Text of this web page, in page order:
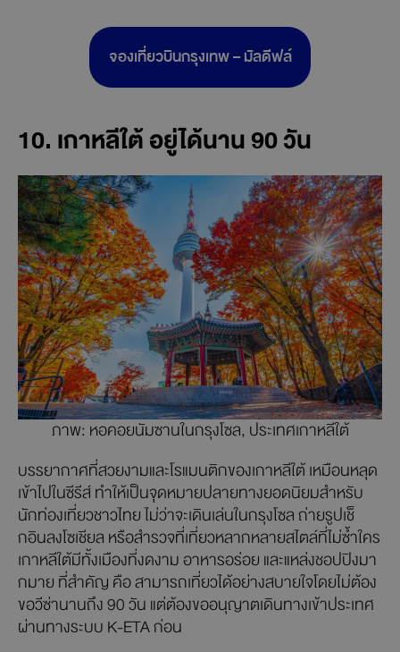
จองเที่ยวบินกรุงเทพ – มัลดีฟล์
10. เกาหลีใต้ อยู่ได้นาน 90 วัน
ภาพ: หอคอยนัมซานในกรุงโซล, ประเทศเกาหลีใต้
บรรยากาศที่สวยงามและโรแมนติกของเกาหลีใต้ เหมือนหลุด
เข้าไปในซีรีส์ ทำให้เป็นจุดหมายปลายทางยอดนิยมสำหรับ
นักท่องเที่ยวชาวไทย ไม่ว่าจะเดินเล่นในกรุงโซล ถ่ายรูปเช็
กอินลงโซเชียล หรือสำรวจที่เที่ยวหลากหลายสไตล์ที่ไม่ซ้ำใคร
เกาหลีใต้มีทั้งเมืองที่งดงาม อาหารอร่อย และแหล่งชอปปิงมา
กมาย ที่สำคัญ คือ สามารถเที่ยวได้อย่างสบายใจโดยไม่ต้อง
ขอวีซ่านานถึง 90 วัน แต่ต้องขออนุญาตเดินทางเข้าประเทศ
ผ่านทางระบบ K-ETA ก่อน